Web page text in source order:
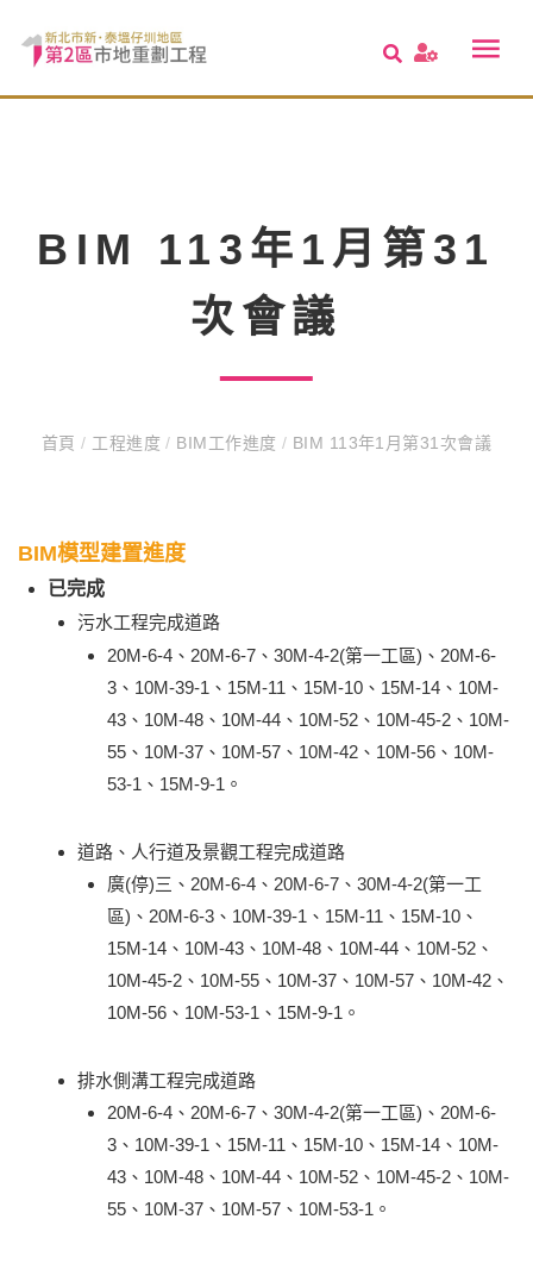
BIM 113年1月第31
次會議
首頁/ 工程進度/ BIM工作進度 / BIM 113年1月第31次會議
BIM模型建置進度
已完成
污水工程完成道路
20M-6-4、20M-6-7、30M-4-2(第一工區)、20M-6-
3、10M-39-1、15M-11、15M-10、15M-14、10M-
43、10M-48、10M-44、10M-52、10M-45-2、10M-
55、10M-37、10M-57、10M-42、10M-56、10M-
53-1、15M-9-1。
道路、人行道及景觀工程完成道路
廣(停)三、20M-6-4、20M-6-7、30M-4-2(第一工
區)、20M-6-3、10M-39-1、15M-11、15M-10、
15M-14、10M-43、10M-48、10M-44、10M-52、
10M-45-2、10M-55、10M-37、10M-57、10M-42、
10M-56、10M-53-1、15M-9-1。
排水側溝工程完成道路
20M-6-4、20M-6-7、30M-4-2(第一工區)、20M-6-
3、10M-39-1、15M-11、15M-10、15M-14、10M-
43、10M-48、10M-44、10M-52、10M-45-2、10M-
55、10M-37、10M-57、10M-53-1。